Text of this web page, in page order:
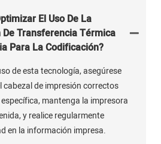
El Uso De La
Transferencia Térmica
Para La Codificación?
de esta tecnología, asegúrese
cabezal de impresión correctos
mantenga la impresora
y realice regularmente
en la información impresa.